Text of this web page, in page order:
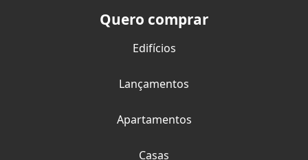
Quero comprar
Edifícios
Lançamentos
Apartamentos
Casas